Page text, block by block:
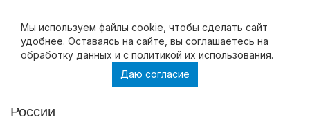
Мы используем файлы cookie, чтобы cделать сайт
удобнее. Оставаясь на сайте, вы соглашаетесь на
обработку данных и с политикой их использования.
Даю согласие
Lexus ES 350 Купить катушки зажигания на
России